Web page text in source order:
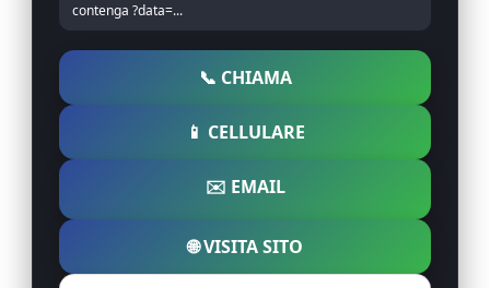
contenga ?data=...
📞 CHIAMA
📱 CELLULARE
✉️ EMAIL
🌐 VISITA SITO